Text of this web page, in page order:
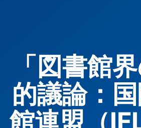
「図書館
的議論：
館連盟（